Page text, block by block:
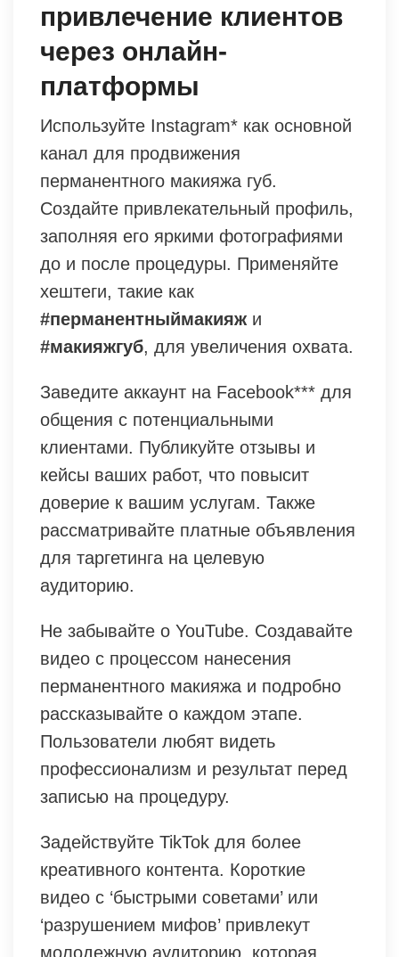
привлечение клиентов
через онлайн-
платформы
Используйте Instagram* как основной
канал для продвижения
перманентного макияжа губ.
Создайте привлекательный профиль,
заполняя его яркими фотографиями
до и после процедуры. Применяйте
хештеги, такие как
#перманентныймакияж и
#макияжгуб, для увеличения охвата.
Заведите аккаунт на Facebook*** для
общения с потенциальными
клиентами. Публикуйте отзывы и
кейсы ваших работ, что повысит
доверие к вашим услугам. Также
рассматривайте платные объявления
для таргетинга на целевую
аудиторию.
Не забывайте о YouTube. Создавайте
видео с процессом нанесения
перманентного макияжа и подробно
рассказывайте о каждом этапе.
Пользователи любят видеть
профессионализм и результат перед
записью на процедуру.
Задействуйте TikTok для более
креативного контента. Короткие
видео с ‘быстрыми советами’ или
‘разрушением мифов’ привлекут
молодежную аудиторию, которая